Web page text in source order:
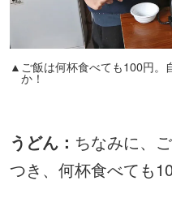
▲ご飯は何杯食べても100円。
か！
うどん： ちなみに、
つき、何杯食べても